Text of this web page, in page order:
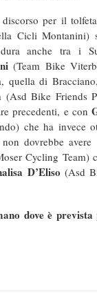
discorso per il
Cicli Montanini)
anche tra i
(Team Bike
quella di
(Asd Bike Friends
precedenti, e con
che ha invece
dovrebbe avere
Cycling Team)
D’Eliso (Asd
dove è